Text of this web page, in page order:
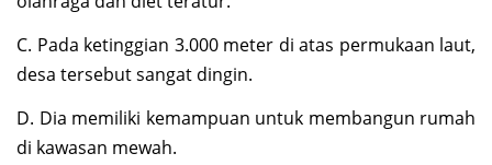
C. Pada ketinggian 3.000 meter di atas permukaan laut,
desa tersebut sangat dingin.
D. Dia memiliki kemampuan untuk membangun rumah
di kawasan mewah.